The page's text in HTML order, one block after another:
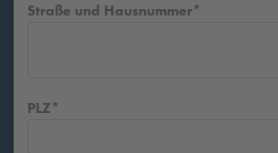
Straße und Hausnummer
PLZ